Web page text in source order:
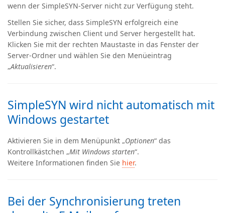
wenn der SimpleSYN-Server nicht zur Verfügung steht.
Stellen Sie sicher, dass SimpleSYN erfolgreich eine
Verbindung zwischen Client und Server hergestellt hat.
Klicken Sie mit der rechten Maustaste in das Fenster der
Server-Ordner und wählen Sie den Menüeintrag
„Aktualisieren“.
SimpleSYN wird nicht automatisch mit
Windows gestartet
Aktivieren Sie in dem Menüpunkt „Optionen“ das
Kontrollkästchen „Mit Windows starten“.
Weitere Informationen finden Sie hier.
Bei der Synchronisierung treten